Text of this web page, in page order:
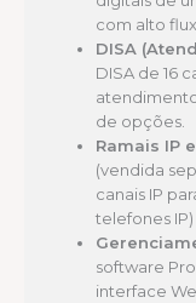
com alto
DISA
DISA de 16
de opções.
Ramais IP
(vendida
canais IP
telefones IP)
software
interface